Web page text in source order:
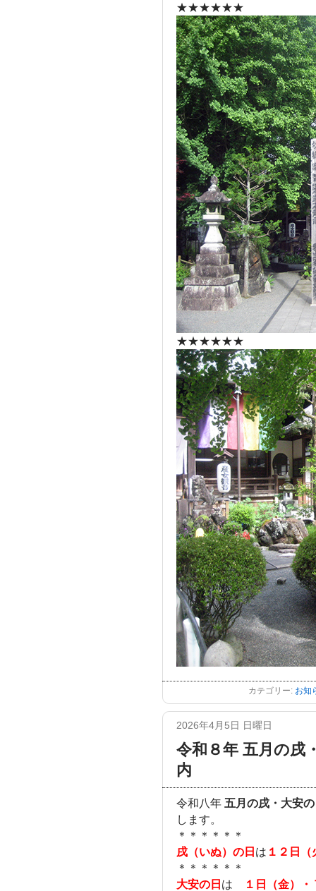
★★★★★★
★★★★★★
カテゴリー: お知
2026年4月5日 日曜日
令和８年 五月の戌
内
令和八年 五月の戌・大安
します。
＊＊＊＊＊＊
戌（いぬ）の日 は １２日
＊＊＊＊＊＊
大安の日 は １日（金）